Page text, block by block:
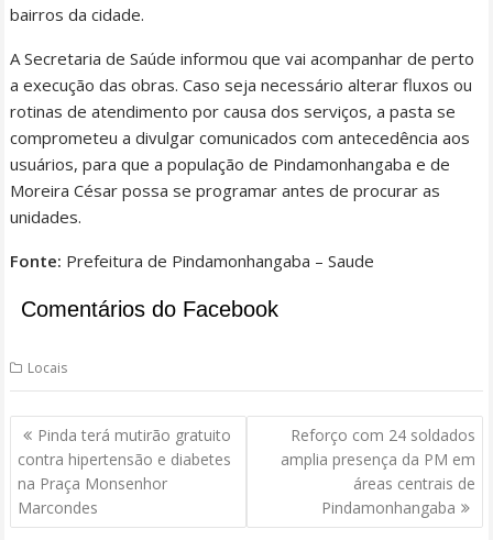
bairros da cidade.
A Secretaria de Saúde informou que vai acompanhar de perto
a execução das obras. Caso seja necessário alterar fluxos ou
rotinas de atendimento por causa dos serviços, a pasta se
comprometeu a divulgar comunicados com antecedência aos
usuários, para que a população de Pindamonhangaba e de
Moreira César possa se programar antes de procurar as
unidades.
Fonte: Prefeitura de Pindamonhangaba – Saude
Comentários do Facebook
Locais
Navegação
de
Post
Pinda terá mutirão gratuito
contra hipertensão e diabetes
na Praça Monsenhor
Marcondes
Reforço com 24 soldados
amplia presença da PM em
áreas centrais de
Pindamonhangaba